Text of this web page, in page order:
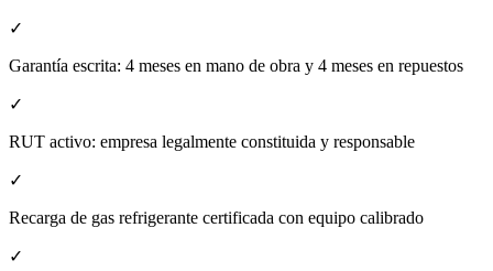
✓
Garantía escrita: 4 meses en mano de obra y 4 meses en repuestos
✓
RUT activo: empresa legalmente constituida y responsable
✓
Recarga de gas refrigerante certificada con equipo calibrado
✓